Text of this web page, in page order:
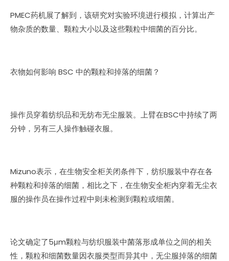
PMEC药机展了解到，该研究对实验环境进行模拟，计算出产
物杂质的数量、颗粒大小以及这些颗粒中细菌的百分比。
衣物如何影响 BSC 中的颗粒和掉落的细菌？
操作员穿着纺织品和无纺布无尘服装。上臂在BSC中持续了两
分钟，另有三人操作触碰衣服。
Mizuno表示，在生物安全柜关闭条件下，纺织服装中存在各
种颗粒和掉落的细菌，相比之下，在生物安全柜内穿着无尘衣
服的操作员在操作过程中则未检测到颗粒或细菌。
论文确定了5μm颗粒与纺织服装中菌落形成单位之间的相关
性，颗粒和细菌数量因衣服类型而异其中，无尘服掉落的细菌